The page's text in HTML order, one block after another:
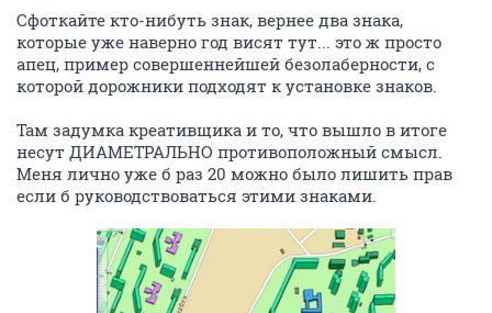
Сфоткайте кто-нибуть знак, вернее два знака,
которые уже наверно год висят тут... это ж просто
апец, пример совершеннейшей безолаберности, с
которой дорожники подходят к установке знаков.
Там задумка креативщика и то, что вышло в итоге
несут ДИАМЕТРАЛЬНО противоположный смысл.
Меня лично уже б раз 20 можно было лишить прав
если б руководствоваться этими знаками.